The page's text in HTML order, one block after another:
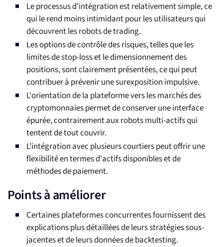
Le processus d'intégration est relativement simple, ce
qui le rend moins intimidant pour les utilisateurs qui
découvrent les robots de trading.
Les options de contrôle des risques, telles que les
limites de stop-loss et le dimensionnement des
positions, sont clairement présentées, ce qui peut
contribuer à prévenir une surexposition impulsive.
L'orientation de la plateforme vers les marchés des
cryptomonnaies permet de conserver une interface
épurée, contrairement aux robots multi-actifs qui
tentent de tout couvrir.
L'intégration avec plusieurs courtiers peut offrir une
flexibilité en termes d'actifs disponibles et de
méthodes de paiement.
Points à améliorer
Certaines plateformes concurrentes fournissent des
explications plus détaillées de leurs stratégies sous-
jacentes et de leurs données de backtesting.